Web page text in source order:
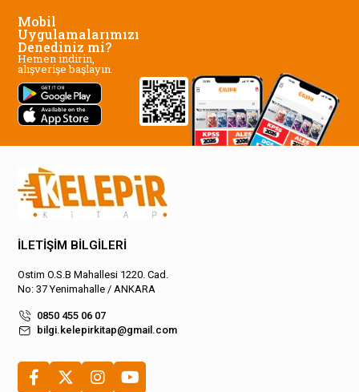
Mobil
Uygulamalarımızı
Denediniz mi?
Hemen indirin,
alışverişe başlayın.
İLETİŞİM BİLGİLERİ
Ostim O.S.B Mahallesi 1220. Cad.
No: 37 Yenimahalle / ANKARA
0850 455 06 07
bilgi.kelepirkitap@gmail.com